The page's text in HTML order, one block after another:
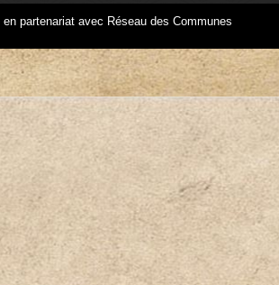
partenariat avec Réseau des Communes